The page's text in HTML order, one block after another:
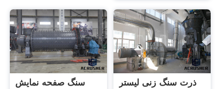
سنگ صفحه نمایش
ذرت سنگ زنی لیستر